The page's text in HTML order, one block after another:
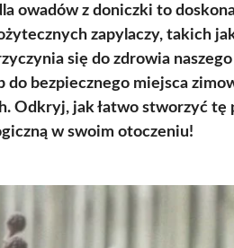
owadów z doniczki to
zapylaczy, takich
się do zdrowia
do bezpiecznego miejsca
Odkryj, jak łatwo stworzyć
w swoim otoczeniu!